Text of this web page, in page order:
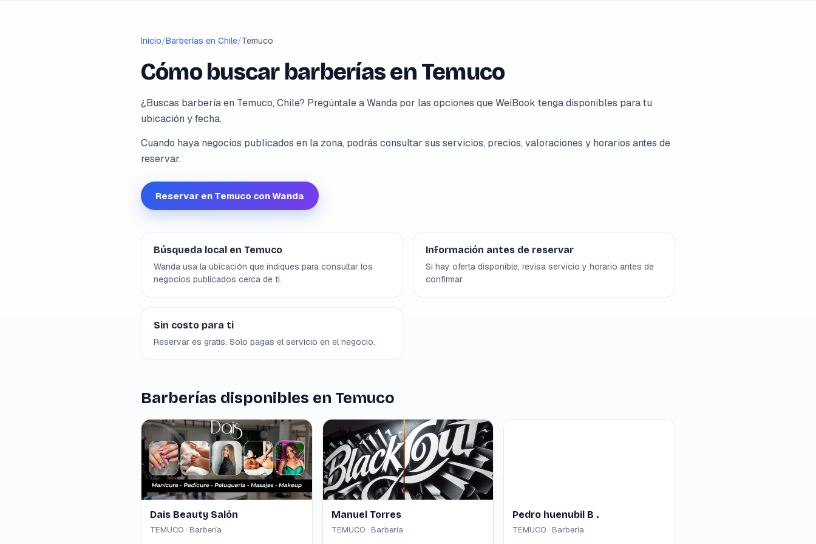
Inicio/Barberías en Chile/Temuco
Cómo buscar barberías en Temuco
¿Buscas barbería en Temuco, Chile? Pregúntale a Wanda por las opciones que WeiBook tenga disponibles para tu
ubicación y fecha.
Cuando haya negocios publicados en la zona, podrás consultar sus servicios, precios, valoraciones y horarios antes de
reservar.
Reservar en Temuco con Wanda
Búsqueda local en Temuco
Wanda usa la ubicación que indiques para consultar los
negocios publicados cerca de ti.
Información antes de reservar
Si hay oferta disponible, revisa servicio y horario antes de
confirmar.
Sin costo para ti
Reservar es gratis. Solo pagas el servicio en el negocio.
Barberías disponibles en Temuco
Dais Beauty Salón
TEMUCO · Barbería
Manuel Torres
TEMUCO · Barbería
Pedro huenubil B .
TEMUCO · Barbería